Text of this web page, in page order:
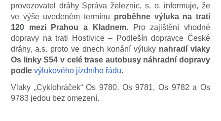
provozovatel dráhy Správa železnic, s. o. informuje, že
ve výše uvedeném termínu proběhne výluka na trati
120 mezi Prahou a Kladnem.Pro zajištění vhodné
dopravy na trati Hostivice – Podlešín dopravce České
dráhy, a.s. proto ve dnech konání výluky nahradí vlaky
Os linky S54 v celé trase autobusy náhradní dopravy
podle výlukového jízdního řádu.
Vlaky „Cyklohráček“ Os 9780, Os 9781, Os 9782 a Os
9783 jedou bez omezení.